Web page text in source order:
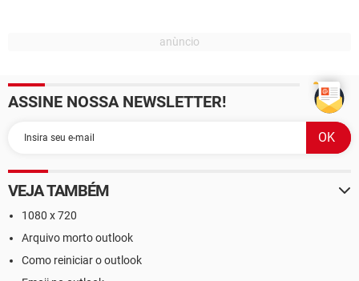
ASSINE NOSSA NEWSLETTER!
VEJA TAMBÉM
1080 x 720
Arquivo morto outlook
Como reiniciar o outlook